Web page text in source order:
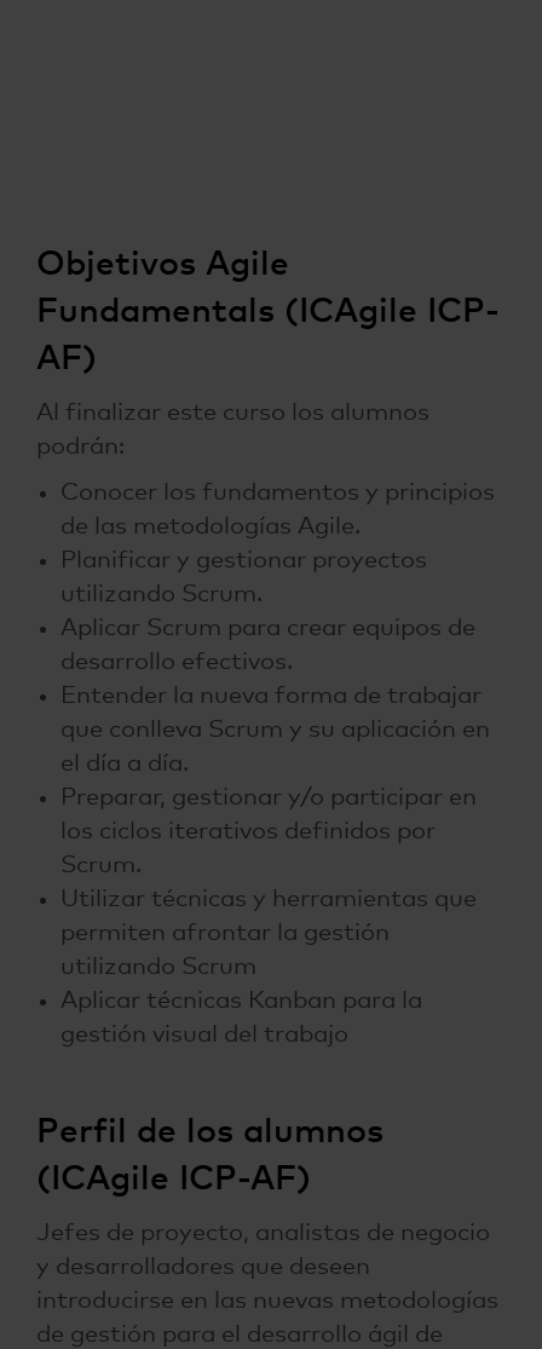
Objetivos Agile
Fundamentals (ICAgile ICP-
AF)
Al finalizar este curso los alumnos
podrán:
Conocer los fundamentos y principios
de las metodologías Agile.
Planificar y gestionar proyectos
utilizando Scrum.
Aplicar Scrum para crear equipos de
desarrollo efectivos.
Entender la nueva forma de trabajar
que conlleva Scrum y su aplicación en
el día a día.
Preparar, gestionar y/o participar en
los ciclos iterativos definidos por
Scrum.
Utilizar técnicas y herramientas que
permiten afrontar la gestión
utilizando Scrum
Aplicar técnicas Kanban para la
gestión visual del trabajo
Perfil de los alumnos
(ICAgile ICP-AF)
Jefes de proyecto, analistas de negocio
y desarrolladores que deseen
introducirse en las nuevas metodologías
de gestión para el desarrollo ágil de